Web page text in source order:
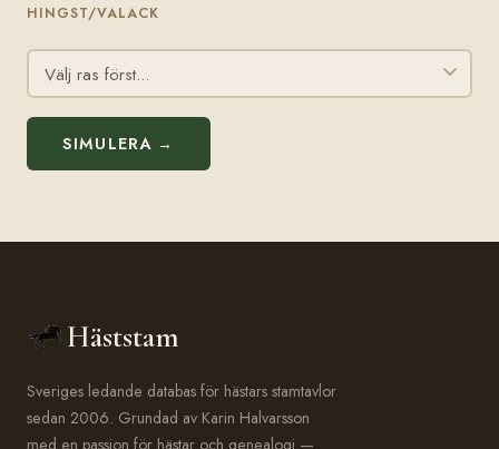
HINGST/VALACK
SIMULERA →
Häststam
Sveriges ledande databas för hästars stamtavlor
sedan 2006. Grundad av Karin Halvarsson
med en passion för hästar och genealogi —